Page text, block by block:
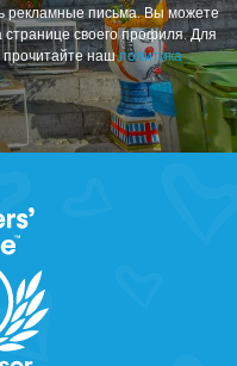
рекламные письма. Вы можете
странице своего профиля. Для
прочитайте нашполитика